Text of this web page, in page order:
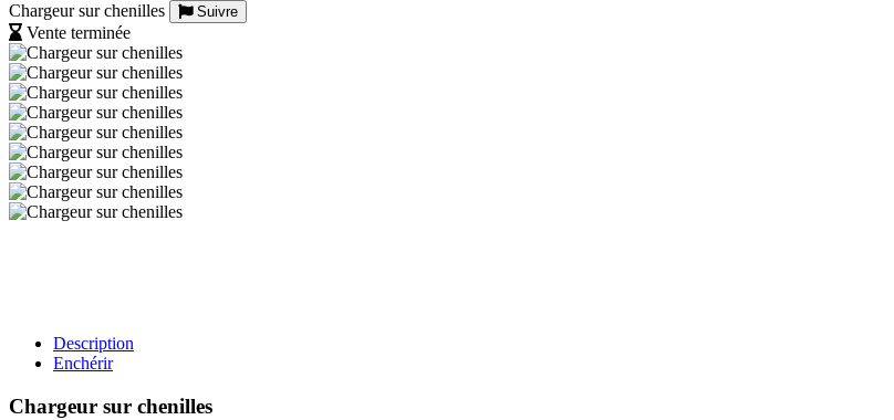
Chargeur sur chenilles Suivre
Vente terminée
Description
Enchérir
Chargeur sur chenilles